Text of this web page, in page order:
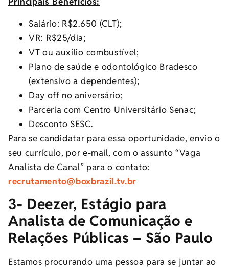
Salário: R$2.650 (CLT);
VR: R$25/dia;
VT ou auxílio combustível;
Plano de saúde e odontológico Bradesco
(extensivo a dependentes);
Day off no aniversário;
Parceria com Centro Universitário Senac;
Desconto SESC.
Para se candidatar para essa oportunidade, envio o
seu currículo, por e-mail, com o assunto “Vaga
Analista de Canal” para o contato:
recrutamento@boxbrazil.tv.br
3- Deezer, Estágio para
Analista de Comunicação e
Relações Públicas – São Paulo
Estamos procurando uma pessoa para se juntar ao